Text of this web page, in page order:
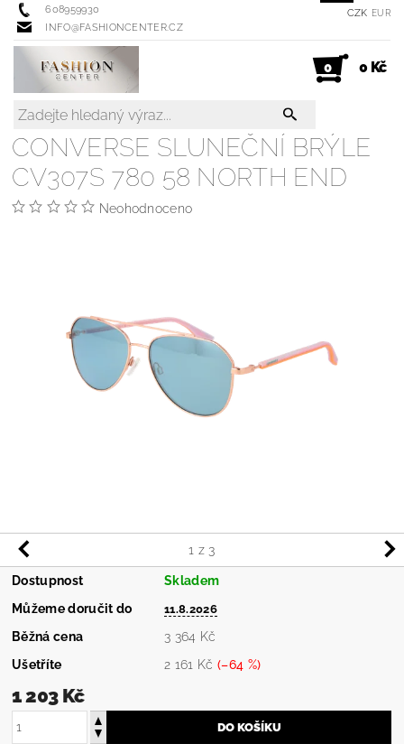
608959930
INFO@FASHIONCENTER.CZ
CZK EUR
0 0 Kč
1 z 3
CONVERSE SLUNEČNÍ BRÝLE
CV307S 780 58 NORTH END
Neohodnoceno
Dostupnost
Skladem
Můžeme doručit do
11.8.2026
Běžná cena
3 364 Kč
Ušetříte
2 161 Kč (–64 %)
1 203 Kč